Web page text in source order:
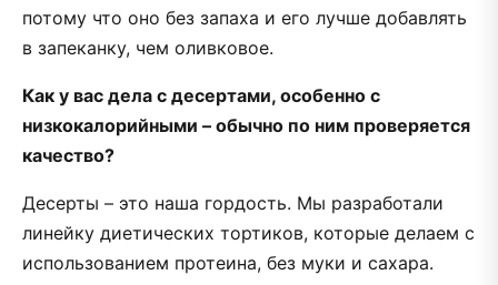
потому что оно без запаха и его лучше добавлять
в запеканку, чем оливковое.
Как у вас дела с десертами, особенно с
низкокалорийными – обычно по ним проверяется
качество?
Десерты – это наша гордость. Мы разработали
линейку диетических тортиков, которые делаем с
использованием протеина, без муки и сахара.